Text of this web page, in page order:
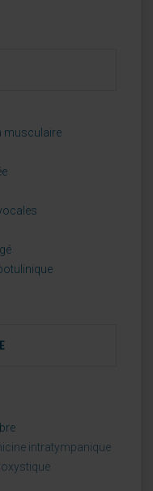
musculaire
intratympanique